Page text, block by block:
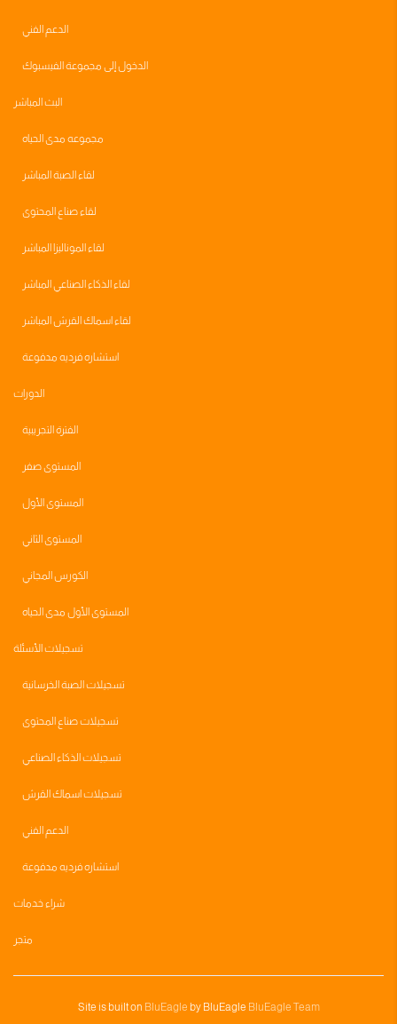
الدعم الفني
الدخول إلى مجموعة الفيسبوك
البث المباشر
مجموعه مدى الحياه
لقاء الصبة المباشر
لقاء صناع المحتوى
لقاء الموناليزا المباشر
لقاء الذكاء الصناعي المباشر
لقاء اسماك القرش المباشر
استشاره فرديه مدفوعة
الدورات
الفترة التجريبية
المستوى صفر
المستوى الأول
المستوى الثاني
الكورس المجاني
المستوى الأول مدى الحياه
تسجيلات الأسئلة
تسجيلات الصبة الخرسانية
تسجيلات صناع المحتوى
تسجيلات الذكاء الصناعي
تسجيلات اسماك القرش
الدعم الفني
استشاره فرديه مدفوعة
شراء خدمات
متجر
Site is built on BluEagle by BluEagle BluEagle Team